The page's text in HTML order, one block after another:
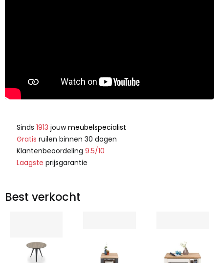
Sinds 1913 jouwmeubelspecialist
Gratis ruilen binnen 30 dagen
Klantenbeoordeling 9.5/10
Laagste prijsgarantie
Best verkocht